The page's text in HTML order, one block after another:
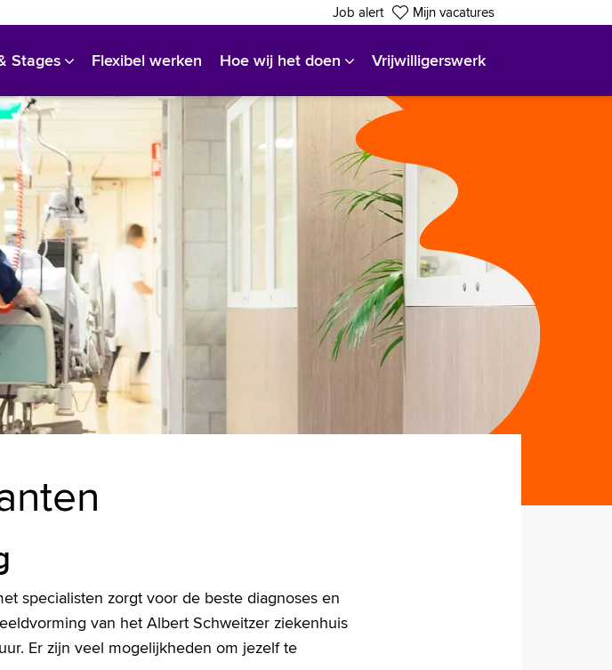
Job alert Mijn vacatures
Stages Flexibel werken Hoe wij het doen Vrijwilligerswerk
specialisten zorgt voor de beste diagnoses en
van het Albert Schweitzer ziekenhuis
Er zijn veel mogelijkheden om jezelf te